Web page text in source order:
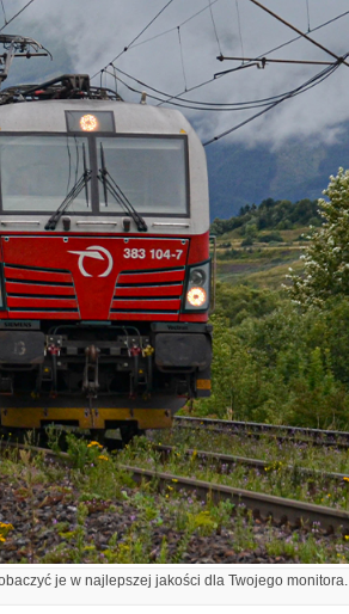
je w najlepszej jakości dla Twojego monitora.